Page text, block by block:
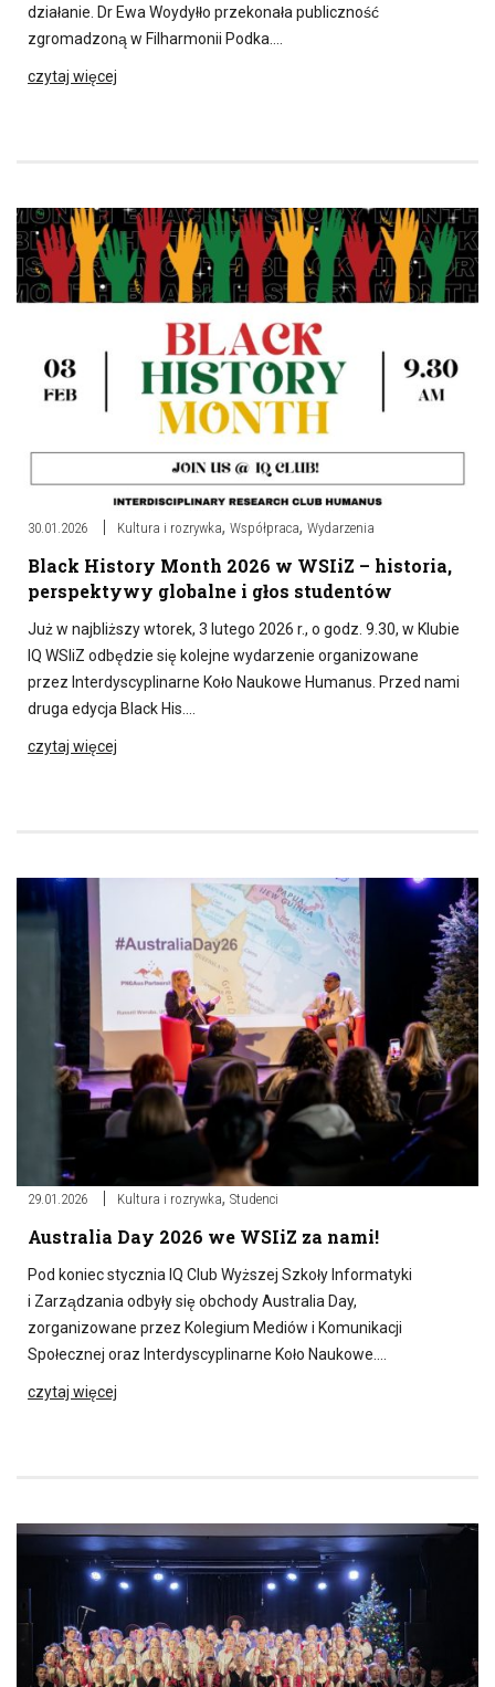
działanie. Dr Ewa Woydyłło przekonała publiczność
zgromadzoną w Filharmonii Podka….
czytaj więcej
30.01.2026 Kultura i rozrywka, Współpraca, Wydarzenia
Black History Month 2026 w WSIiZ – historia,
perspektywy globalne i głos studentów
Już w najbliższy wtorek, 3 lutego 2026 r., o godz. 9.30, w Klubie
IQ WSIiZ odbędzie się kolejne wydarzenie organizowane
przez Interdyscyplinarne Koło Naukowe Humanus. Przed nami
druga edycja Black His….
czytaj więcej
29.01.2026 Kultura i rozrywka, Studenci
Australia Day 2026 we WSIiZ za nami!
Pod koniec stycznia IQ Club Wyższej Szkoły Informatyki
i Zarządzania odbyły się obchody Australia Day,
zorganizowane przez Kolegium Mediów i Komunikacji
Społecznej oraz Interdyscyplinarne Koło Naukowe….
czytaj więcej